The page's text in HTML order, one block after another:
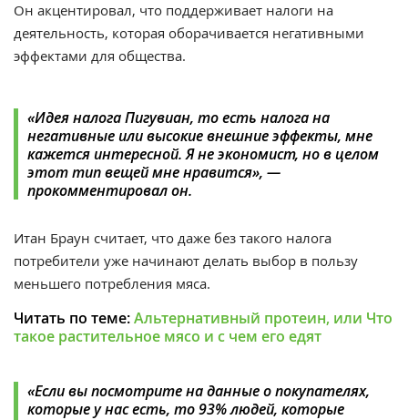
Он акцентировал, что поддерживает налоги на
деятельность, которая оборачивается негативными
эффектами для общества.
«Идея налога Пигувиан, то есть налога на
негативные или высокие внешние эффекты, мне
кажется интересной. Я не экономист, но в целом
этот тип вещей мне нравится», —
прокомментировал он.
Итан Браун считает, что даже без такого налога
потребители уже начинают делать выбор в пользу
меньшего потребления мяса.
Читать по теме:Альтернативный протеин, или Что
такое растительное мясо и с чем его едят
«Если вы посмотрите на данные о покупателях,
которые у нас есть, то 93% людей, которые